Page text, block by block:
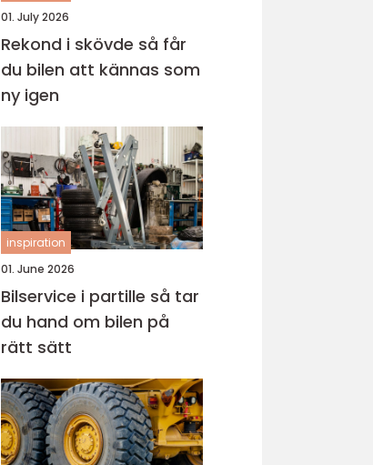
01. July 2026
Rekond i skövde så får
du bilen att kännas som
ny igen
inspiration
01. June 2026
Bilservice i partille så tar
du hand om bilen på
rätt sätt